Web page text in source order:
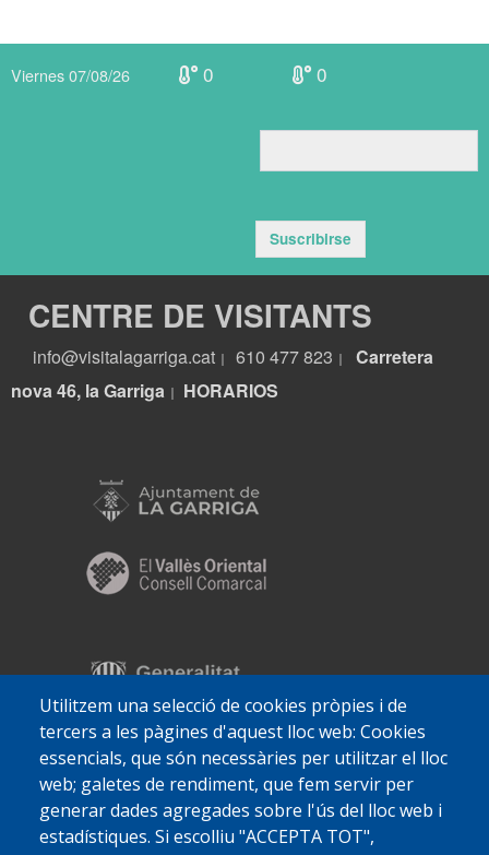
Utilitzem una selecció de cookies pròpies i de
tercers a les pàgines d'aquest lloc web: Cookies
essencials, que són necessàries per utilitzar el lloc
web; galetes de rendiment, que fem servir per
generar dades agregades sobre l'ús del lloc web i
estadístiques. Si escolliu "ACCEPTA TOT",
Viernes 07/08/26 0 0
Suscribirse
CENTRE DE VISITANTS
info@visitalagarriga.cat 610 477 823
Carretera
nova 46, la Garriga
HORARIOS